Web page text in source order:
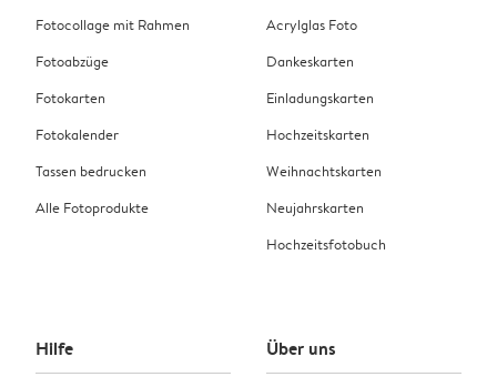
Fotocollage mit Rahmen
Fotoabzüge
Fotokarten
Fotokalender
Tassen bedrucken
Alle Fotoprodukte
Acrylglas Foto
Dankeskarten
Einladungskarten
Hochzeitskarten
Weihnachtskarten
Neujahrskarten
Hochzeitsfotobuch
Hilfe Über uns